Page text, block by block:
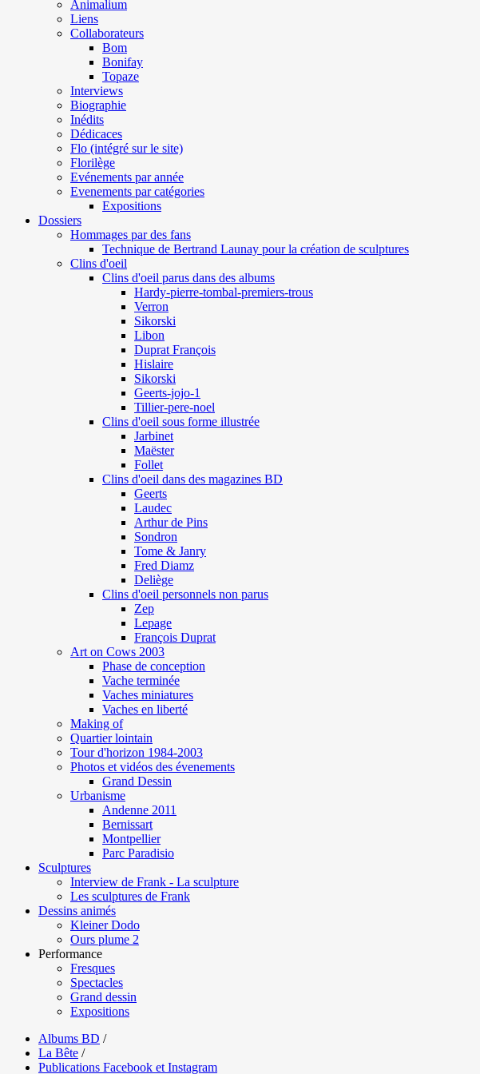
Animalium
Liens
Collaborateurs
Bom
Bonifay
Topaze
Interviews
Biographie
Inédits
Dédicaces
Flo (intégré sur le site)
Florilège
Evénements par année
Evenements par catégories
Expositions
Dossiers
Hommages par des fans
Technique de Bertrand Launay pour la création de sculptures
Clins d'oeil
Clins d'oeil parus dans des albums
Hardy-pierre-tombal-premiers-trous
Verron
Sikorski
Libon
Duprat François
Hislaire
Sikorski
Geerts-jojo-1
Tillier-pere-noel
Clins d'oeil sous forme illustrée
Jarbinet
Maëster
Follet
Clins d'oeil dans des magazines BD
Geerts
Laudec
Arthur de Pins
Sondron
Tome & Janry
Fred Diamz
Deliège
Clins d'oeil personnels non parus
Zep
Lepage
François Duprat
Art on Cows 2003
Phase de conception
Vache terminée
Vaches miniatures
Vaches en liberté
Making of
Quartier lointain
Tour d'horizon 1984-2003
Photos et vidéos des évenements
Grand Dessin
Urbanisme
Andenne 2011
Bernissart
Montpellier
Parc Paradisio
Sculptures
Interview de Frank - La sculpture
Les sculptures de Frank
Dessins animés
Kleiner Dodo
Ours plume 2
Performance
Fresques
Spectacles
Grand dessin
Expositions
Albums BD /
La Bête /
Publications Facebook et Instagram